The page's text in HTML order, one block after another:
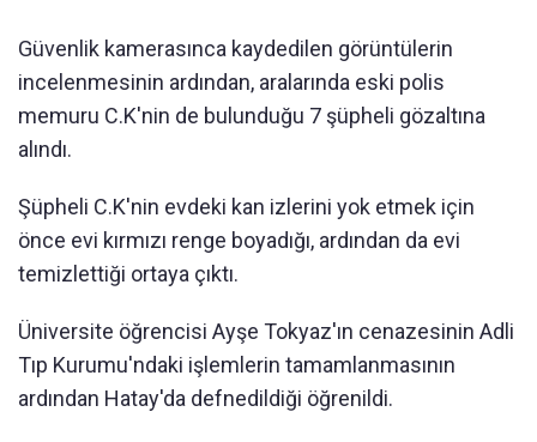
Güvenlik kamerasınca kaydedilen görüntülerin
incelenmesinin ardından, aralarında eski polis
memuru C.K'nin de bulunduğu 7 şüpheli gözaltına
alındı.
Şüpheli C.K'nin evdeki kan izlerini yok etmek için
önce evi kırmızı renge boyadığı, ardından da evi
temizlettiği ortaya çıktı.
Üniversite öğrencisi Ayşe Tokyaz'ın cenazesinin Adli
Tıp Kurumu'ndaki işlemlerin tamamlanmasının
ardından Hatay'da defnedildiği öğrenildi.